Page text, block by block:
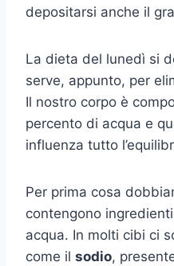
depositarsi anche il
La dieta del lunedì si
serve, appunto, per
Il nostro corpo è
percento di acqua e
influenza tutto
Per prima cosa
contengono
acqua. In molti cibi ci
come il sodio,